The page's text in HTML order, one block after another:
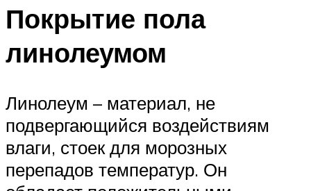
Покрытие пола
линолеумом
Линолеум – материал, не
подвергающийся воздействиям
влаги, стоек для морозных
перепадов температур. Он